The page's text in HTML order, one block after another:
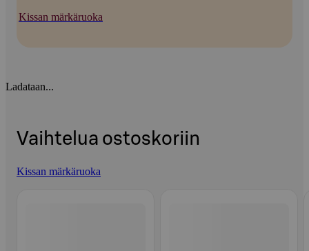
Kissan märkäruoka
Ladataan...
Vaihtelua ostoskoriin
Kissan märkäruoka